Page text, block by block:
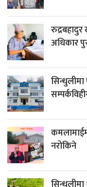
अधिकार
नरोकिने